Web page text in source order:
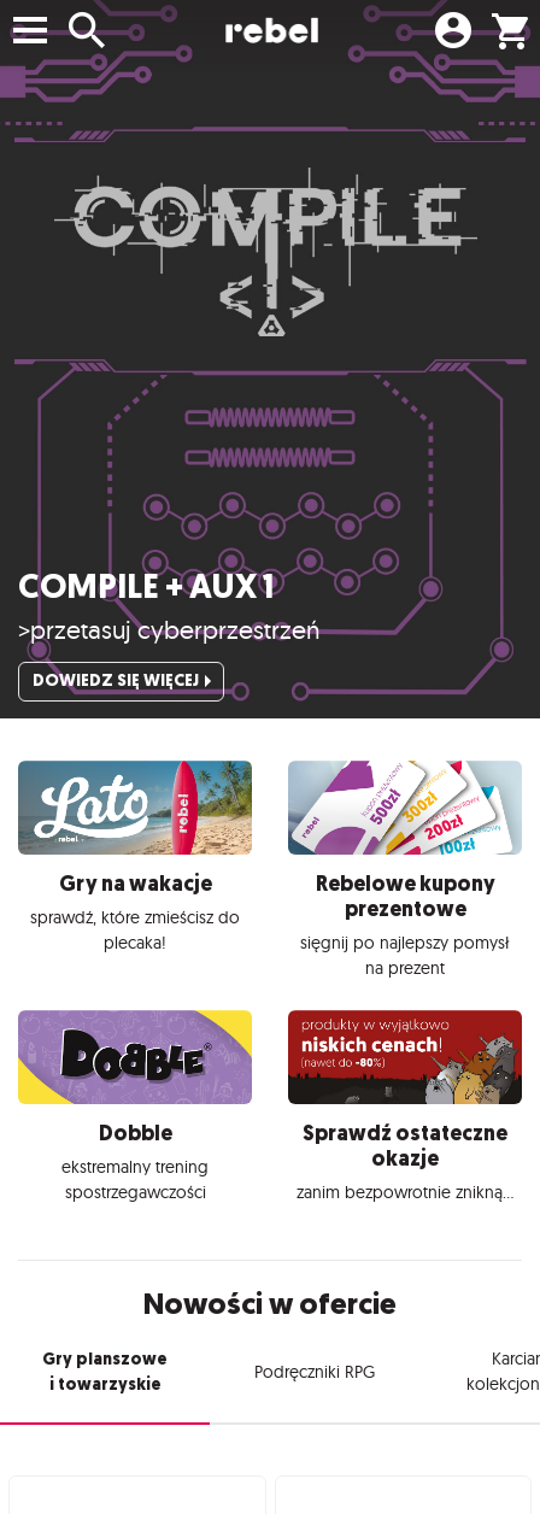
COMPILE + AUX 1
>przetasuj cyberprzestrzeń
DOWIEDZ SIĘ WIĘCEJ
Gry na wakacje
sprawdź, które zmieścisz do
plecaka!
Rebelowe kupony
prezentowe
sięgnij po najlepszy pomysł
na prezent
Dobble
ekstremalny trening
spostrzegawczości
Sprawdź ostateczne
okazje
zanim bezpowrotnie znikną...
Nowości w ofercie
Gry planszowe
i towarzyskie
Podręczniki RPG